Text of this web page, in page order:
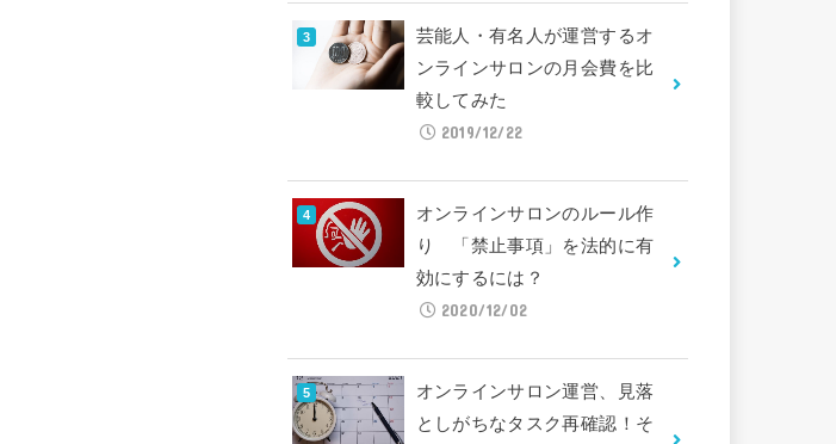
芸能人・有名人が運営するオ
ンラインサロンの月会費を比
較してみた
2019/12/22
オンラインサロンのルール作
り 「禁止事項」を法的に有
効にするには？
2020/12/02
オンラインサロン運営、見落
としがちなタスク再確認！そ